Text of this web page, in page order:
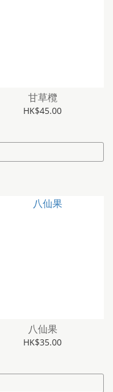
甘草欖
HK$45.00
八仙果
HK$35.00